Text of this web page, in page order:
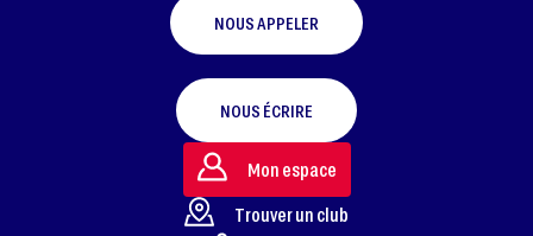
NOUS APPELER
NOUS ÉCRIRE
Mon espace
Trouver un club